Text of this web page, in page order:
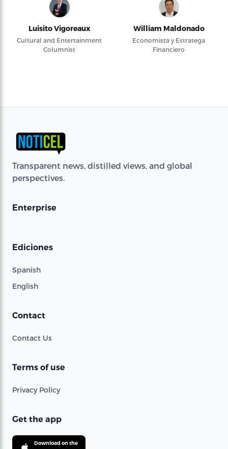
Luisito Vigoreaux
Cultural and Entertainment
Columnist
William Maldonado
Economista y Estratega
Financiero
Transparent news, distilled views, and global
perspectives.
Enterprise
Ediciones
Spanish
English
Contact
Contact Us
Terms of use
Privacy Policy
Get the app
Download on the